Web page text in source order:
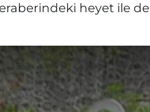
heyet ile de